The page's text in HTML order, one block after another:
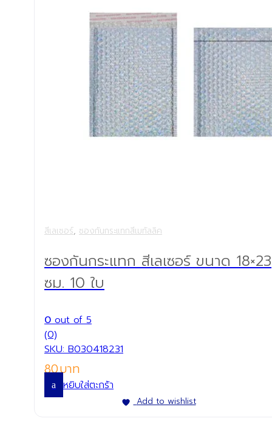
สีเลเซอร์, ซองกันกระแทกสีเมทัลลิค
ซองกันกระแทก สีเลเซอร์ ขนาด 18×23
ซม. 10 ใบ
0out of 5
(0)
SKU: B030418231
80
หยิบใส่ตะกร้า
Add to wishlist